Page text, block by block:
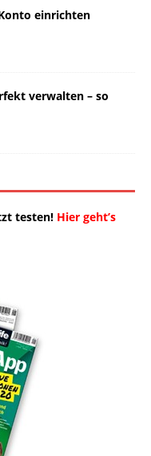
einrichten
verwalten – so
testen! Hier geht’s